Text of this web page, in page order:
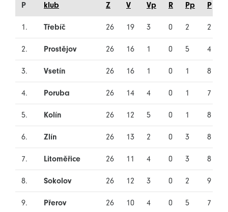
P klub Z V Vp R Pp P
1. Třebíč 26 19 3 0 2 2
2. Prostějov 26 16 1 0 5 4
3. Vsetín 26 16 1 0 1 8
4. Poruba 26 14 4 0 1 7
5. Kolín 26 12 5 0 1 8
6. Zlín 26 13 2 0 3 8
7. Litoměřice 26 11 4 0 3 8
8. Sokolov 26 12 3 0 2 9
9. Přerov 26 10 4 0 5 7